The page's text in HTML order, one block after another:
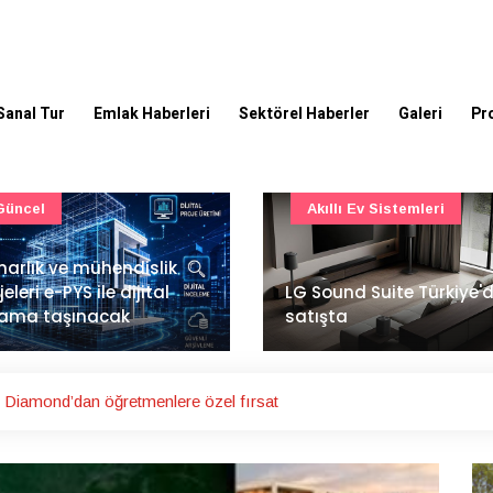
Tur Emlak Haberleri Sektörel Haberler Galeri
Suite Türkiye'de
Ev Sistemleri
İstanbul Havalimanı'nın
ana pistinde sona doğru
Ulaşım
öğretmenlere özel fırsat